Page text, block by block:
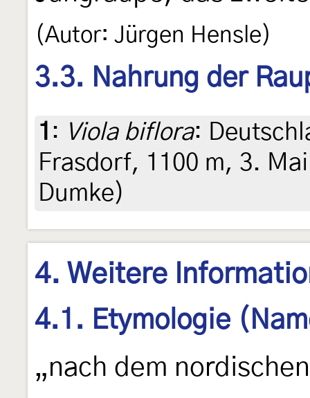
(Autor: Jürgen Hensle)
3.3. Nahrung der
1 : Viola biflora:
Frasdorf, 1100 m, 3.
Dumke)
4. Weitere
4.1. Etymologie
„nach dem